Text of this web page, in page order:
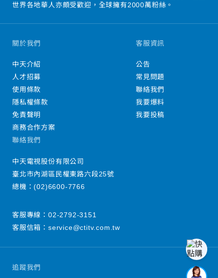
世界各地華人亦頗受歡迎，全球擁有2000萬粉絲。
追蹤我們
關於我們
中天介紹
人才招募
使用條款
隱私權條款
免責聲明
商務合作方案
客服資訊
公告
常見問題
聯絡我們
我要爆料
我要投稿
聯絡我們
中天電視股份有限公司
臺北市內湖區民權東路六段25號
總機：(02)6600-7766
客服專線： 02-2792-3151
客服信箱： service@ctitv.com.tw